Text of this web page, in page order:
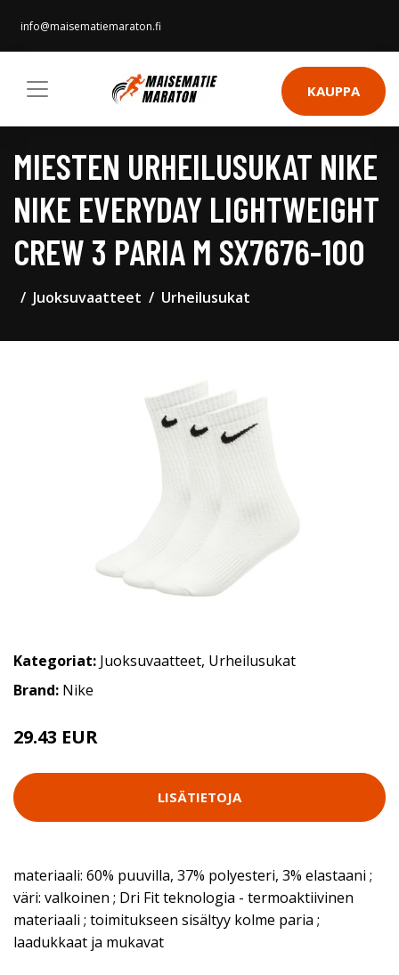
info@maisematiemaraton.fi
KAUPPA
MIESTEN URHEILUSUKAT NIKE
NIKE EVERYDAY LIGHTWEIGHT
CREW 3 PARIA M SX7676-100
Juoksuvaatteet Urheilusukat
Kategoriat: Juoksuvaatteet, Urheilusukat
Brand: Nike
29.43 EUR
LISÄTIETOJA
materiaali: 60% puuvilla, 37% polyesteri, 3% elastaani ;
väri: valkoinen ; Dri Fit teknologia - termoaktiivinen
materiaali ; toimitukseen sisältyy kolme paria ;
laadukkaat ja mukavat